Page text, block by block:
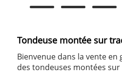
Tondeuse montée sur
Bienvenue dans la vente
des tondeuses montées